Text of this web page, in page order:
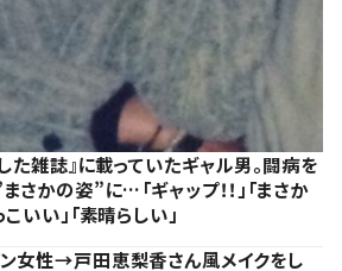
雑誌』に載っていたギャル男。闘病を
かの姿”に…「ギャップ！！」「まさか
いい」「素晴らしい」
女性→戸田恵梨香さん風メイクをし